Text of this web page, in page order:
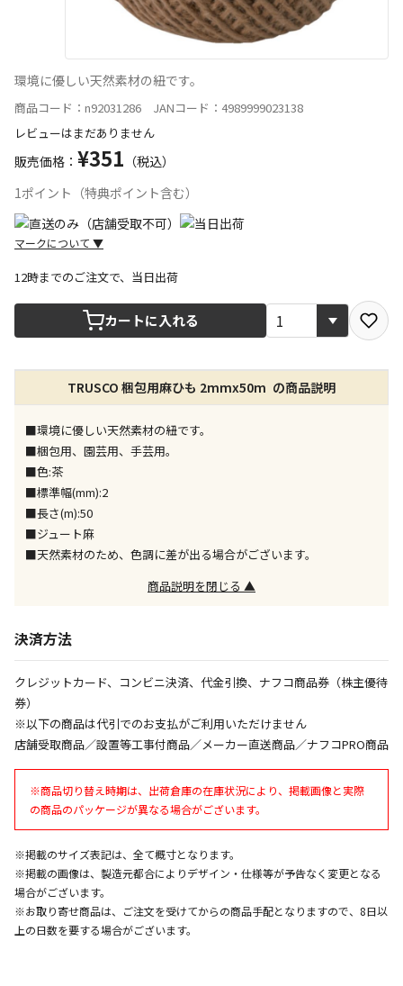
環境に優しい天然素材の紐です。
商品コード：n92031286 JANコード：4989999023138
レビューはまだありません
販売価格： ¥351 （税込）
1ポイント（特典ポイント含む）
マークについて ▼
宅配や店舗受取を選択できる商品です
店舗のみで受取できる商品です（宅配便でのお届けが
できません）
※同時購入の商品は、全て同じ店舗での受取となりま
す
特定の店舗のみで受取ができる商品です（宅配便での
※同時購入の商品は、全て同じ店舗での受取となりま
す
委託業者によりお届けする商品です
※ほか商品との同時購入はできません。お手数です
が、ご購入手続きを分けてお買い求めください
※「宅配・店舗受取」「宅配のみ」マークの商品のみ
午前9時までのご注文確定した商品については、当日に
ため、通常よりお時間をいただく場合がございます。
また、日曜・祝日や年末年始などの長期休業期間中
は、休業明けからの出荷対応となります。
設置工事代金も含まれた商品です
12時までのご注文で、当日出荷
カートに入れる
TRUSCO 梱包用麻ひも 2mmx50m の商品説明
■環境に優しい天然素材の紐です。
■梱包用、園芸用、手芸用。
■色:茶
■標準幅(mm):2
■長さ(m):50
■ジュート麻
■天然素材のため、色調に差が出る場合がございます。
商品説明を閉じる ▲
決済方法
クレジットカード、コンビニ決済、代金引換、ナフコ商品券（株主優待
券）
※以下の商品は代引でのお支払がご利用いただけません
店舗受取商品／設置等工事付商品／メーカー直送商品／ナフコPRO商品
※商品切り替え時期は、出荷倉庫の在庫状況により、掲載画像と実際
の商品のパッケージが異なる場合がございます。
※掲載のサイズ表記は、全て概寸となります。
※掲載の画像は、製造元都合によりデザイン・仕様等が予告なく変更となる
場合がございます。
※お取り寄せ商品は、ご注文を受けてからの商品手配となりますので、8日以
上の日数を要する場合がございます。